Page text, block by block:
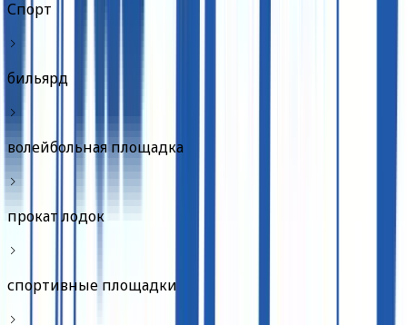
Спорт
бильярд
волейбольная площадка
прокат лодок
спортивные площадки